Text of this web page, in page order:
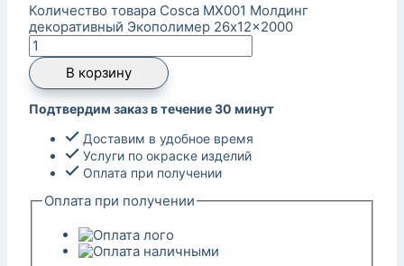
Количество товара Cosca MX001 Молдинг
декоративный Экополимер 26x12x2000
В корзину
Подтвердим заказ в течение 30 минут
Доставим в удобное время
Услуги по окраске изделий
Оплата при получении
Оплата при получении